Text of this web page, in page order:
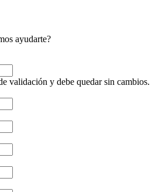
ayudarte?
validación y debe quedar sin cambios.